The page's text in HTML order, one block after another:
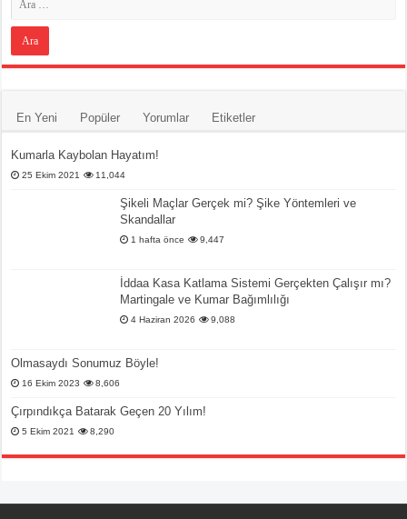
En Yeni Popüler Yorumlar Etiketler
Kumarla Kaybolan Hayatım!
25 Ekim 2021 11,044
Şikeli Maçlar Gerçek mi? Şike Yöntemleri ve
Skandallar
1 hafta önce 9,447
İddaa Kasa Katlama Sistemi Gerçekten Çalışır mı?
Martingale ve Kumar Bağımlılığı
4 Haziran 2026 9,088
Olmasaydı Sonumuz Böyle!
16 Ekim 2023 8,606
Çırpındıkça Batarak Geçen 20 Yılım!
5 Ekim 2021 8,290